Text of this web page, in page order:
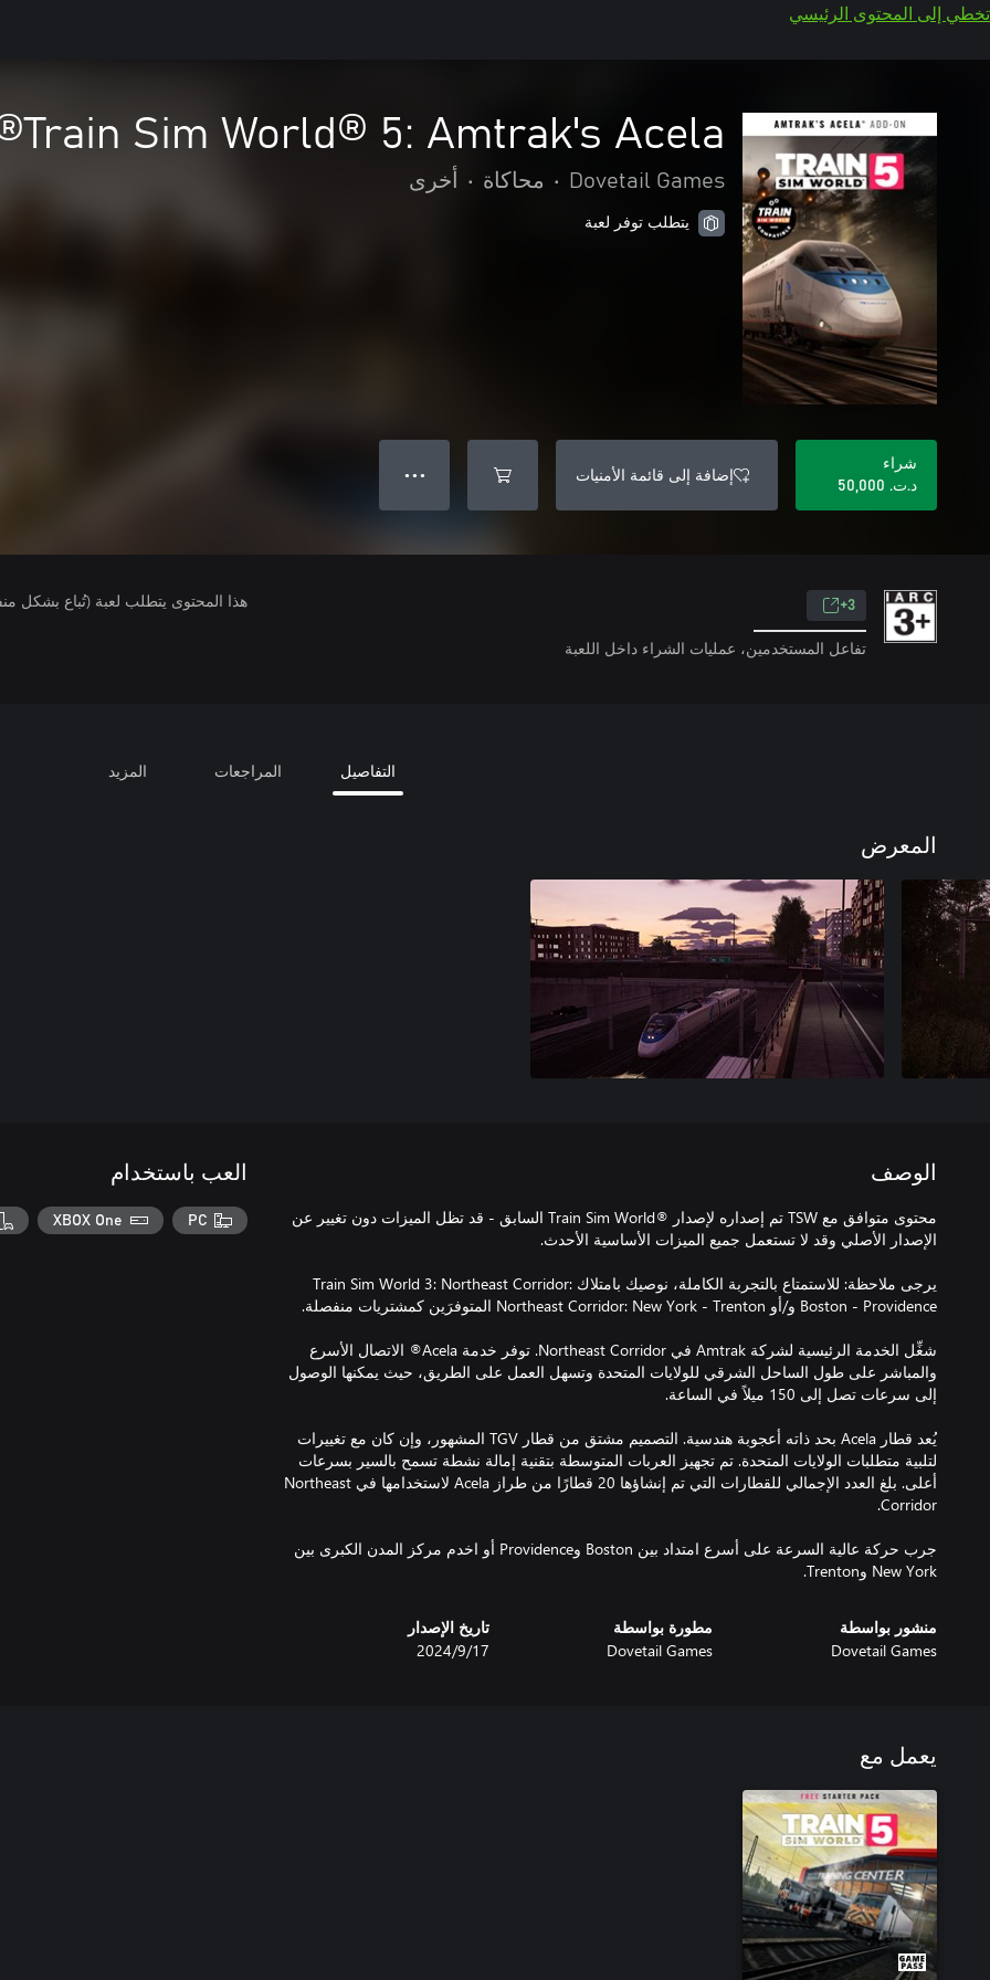
تخطي إلى المحتوى الرئيسي
Train Sim World® 5: Amtrak's Acela®
Dovetail Games
• محاكاة • أخرى
يتطلب توفر لعبة
شراء
د.ت.‏ 50,000
إضافة إلى قائمة الأمنيات ● ● ●
3+
تفاعل المستخدمين، عمليات الشراء داخل اللعبة
هذا المحتوى يتطلب لعبة (تُباع بشكل
التفاصيل المراجعات المزيد
المعرض
الوصف
محتوى متوافق مع TSW تم إصداره لإصدار ®Train Sim World السابق - قد تظل الميزات دون تغيير عن
يرجى ملاحظة: للاستمتاع بالتجربة الكاملة، نوصيك بامتلاك Train Sim World 3: Northeast Corridor:
شغِّل الخدمة الرئيسية لشركة Amtrak في Northeast Corridor. توفر خدمة Acela® الاتصال الأسرع
والمباشر على طول الساحل الشرقي للولايات المتحدة وتسهل العمل على الطريق، حيث يمكنها الوصول
يُعد قطار Acela بحد ذاته أعجوبة هندسية. التصميم مشتق من قطار TGV المشهور، وإن كان مع تغييرات
لتلبية متطلبات الولايات المتحدة. تم تجهيز العربات المتوسطة بتقنية إمالة نشطة تسمح بالسير بسرعات
أعلى. بلغ العدد الإجمالي للقطارات التي تم إنشاؤها 20 قطارًا من طراز Acela لاستخدامها في Northeast
جرب حركة عالية السرعة على أسرع امتداد بين Boston وProvidence أو اخدم مركز المدن الكبرى بين
New York وTrenton.
منشور بواسطة
Dovetail Games
مطورة بواسطة
Dovetail Games
تاريخ الإصدار
17‏/9‏/2024
العب باستخدام
PC
XBOX One
يعمل مع